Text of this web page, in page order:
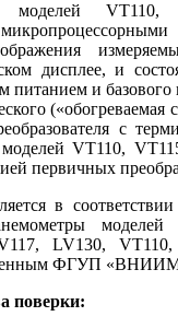
моделей VT110,
дисплее, и
питанием и базового
(«обогреваемая
с
VT110,
первичных
в
LV130,
ФГУП
поверки: